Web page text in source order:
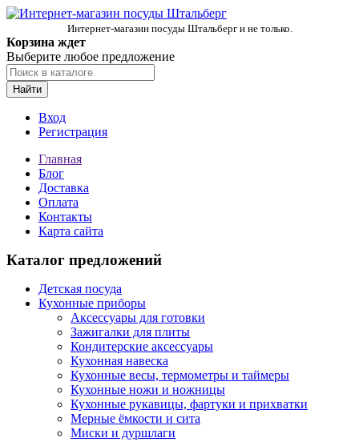
Интернет-магазин посуды Штальберг и не только.
Корзина ждет
Выберите любое предложение
Найти
Вход
Регистрация
Главная
Блог
Доставка
Оплата
Контакты
Карта сайта
Каталог предложений
Детская посуда
Кухонные приборы
Аксессуары для готовки
Зажигалки для плиты
Кондитерские аксессуары
Кухонная навеска
Кухонные весы, термометры и таймеры
Кухонные ножи и ножницы
Кухонные рукавицы, фартуки и прихватки
Мерные ёмкости и сита
Миски и дуршлаги